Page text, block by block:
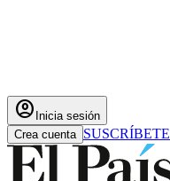
account_circle Inicia sesión
Crea cuenta SUSCRÍBETE